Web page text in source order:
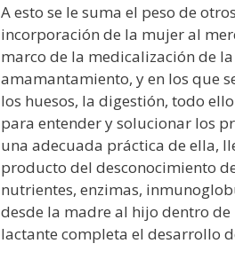
A esto se le suma el peso de
incorporación de la mujer al
marco de la medicalización de
amamantamiento, y en los que
los huesos, la digestión, todo
para entender y solucionar los
una adecuada práctica de ella,
producto del desconocimiento
nutrientes, enzimas,
desde la madre al hijo dentro
lactante completa el desarrollo